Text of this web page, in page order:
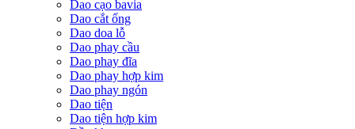
Dao cạo bavia
Dao cắt ống
Dao doa lỗ
Dao phay cầu
Dao phay đĩa
Dao phay hợp kim
Dao phay ngón
Dao tiện
Dao tiện hợp kim